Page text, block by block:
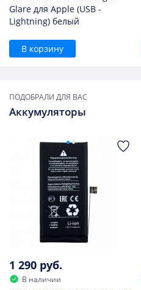
Glare для Apple (USB -
Lightning) белый
В корзину
ПОДОБРАЛИ ДЛЯ ВАС
Аккумуляторы
1 290 руб.
В наличии